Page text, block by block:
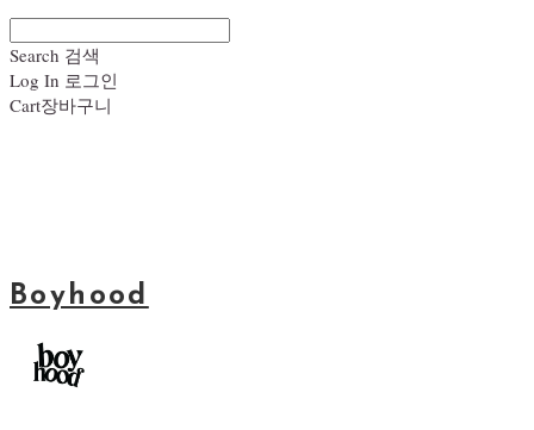
Search 검색
Log In 로그인
Cart장바구니
Boyhood